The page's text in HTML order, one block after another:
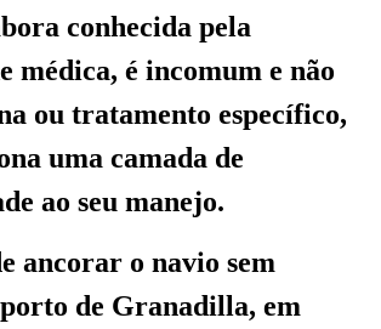
conhecida pela
médica, é incomum e não
ou tratamento específico,
uma camada de
ao seu manejo.
ancorar o navio sem
de Granadilla, em